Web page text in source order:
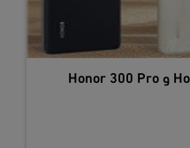
أونر تكشف عن هاتفي Honor 300 و Honor 300 Pro